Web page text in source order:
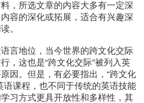
，所选文章的内容大多有一定深
容的深化或拓展，适合有兴趣深
。
言地位，当今世界的跨文化交际
，这也是“跨文化交际”被列入英
因。但是，有必要指出，“跨文化
语课程，也不同于传统的英语技能
习方式更具开放性和多样性，其